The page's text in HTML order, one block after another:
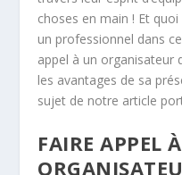
choses en main ! Et
un professionnel dans
appel à un organisateur
les avantages de sa
sujet de notre article
FAIRE APPEL